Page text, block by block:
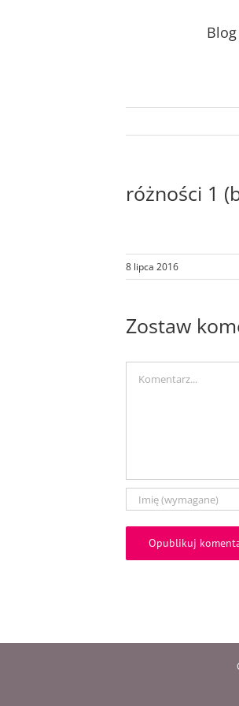
Blog
różności 1
8 lipca 2016
Zostaw